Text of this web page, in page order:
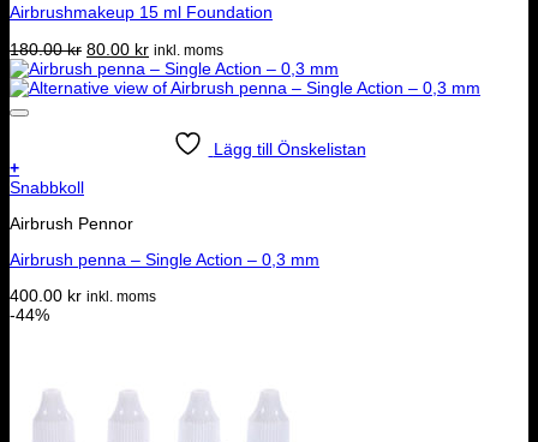
flera
De
olika
alternativen
kan
produktsidan
Airbrushmakeup 15 ml Foundation
180.00kr Det
ursprungliga
priset
80.00 krDet
nuvarande
priset
inkl. moms
Lägg till Önskelistan
+
Snabbkoll
Airbrush Pennor
Airbrush penna – Single Action – 0,3 mm
400.00 kr inkl. moms
-44%